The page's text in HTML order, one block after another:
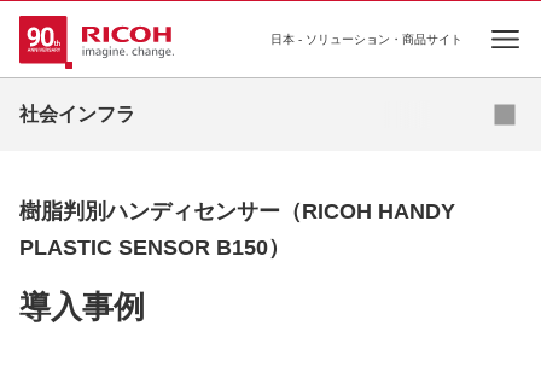
日本 - ソリューション・商品サイト
社会インフラ
樹脂判別ハンディセンサー（RICOH HANDY
PLASTIC SENSOR B150）
導入事例